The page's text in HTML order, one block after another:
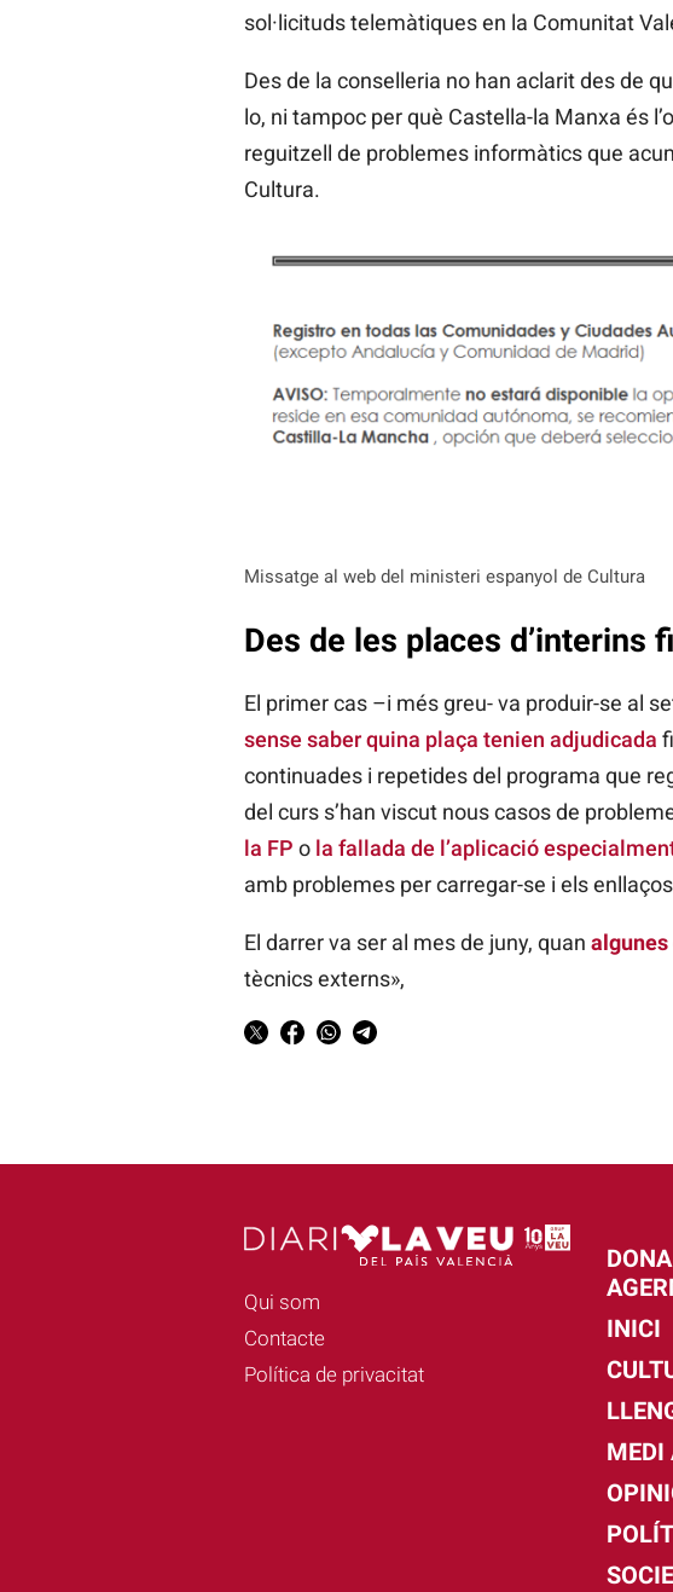
sol·licituds telemàtiques en la Comunitat
Des de la conselleria no han aclarit des de
lo, ni tampoc per què Castella-la Manxa és
reguitzell de problemes informàtics que
Cultura.
Missatge al web del ministeri espanyol de Cultura
Des de les places d’interins
El primer cas –i més greu- va produir-se al
sense saber quina plaça tenien adjudicada
continuades i repetides del programa que
del curs s’han viscut nous casos de
la FP o la fallada de l’aplicació
amb problemes per carregar-se i els
El darrer va ser al mes de juny, quan algunes
tècnics externs»,
Qui som
Contacte
Política de privacitat
INICI
MEDI